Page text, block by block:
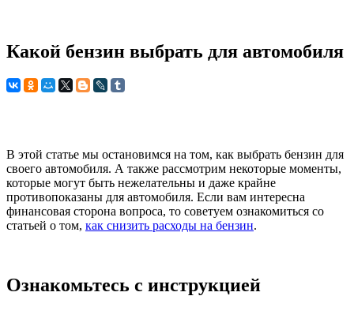
Какой бензин выбрать для автомобиля
В этой статье мы остановимся на том, как выбрать бензин для
своего автомобиля. А также рассмотрим некоторые моменты,
которые могут быть нежелательны и даже крайне
противопоказаны для автомобиля. Если вам интересна
финансовая сторона вопроса, то советуем ознакомиться со
статьей о том, как снизить расходы на бензин.
Ознакомьтесь с инструкцией